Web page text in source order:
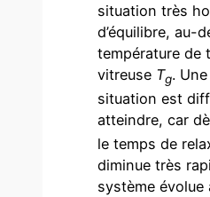
situation très
d’équilibre, au-
température de
vitreuse Tg.
situation est
atteindre, car
le temps de
diminue très
système évolue